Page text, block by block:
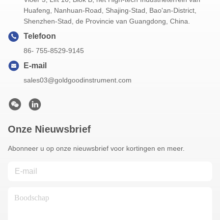
Huafeng, Nanhuan-Road, Shajing-Stad, Bao'an-District,
Shenzhen-Stad, de Provincie van Guangdong, China.
Telefoon
86- 755-8529-9145
E-mail
sales03@goldgoodinstrument.com
Onze Nieuwsbrief
Abonneer u op onze nieuwsbrief voor kortingen en meer.